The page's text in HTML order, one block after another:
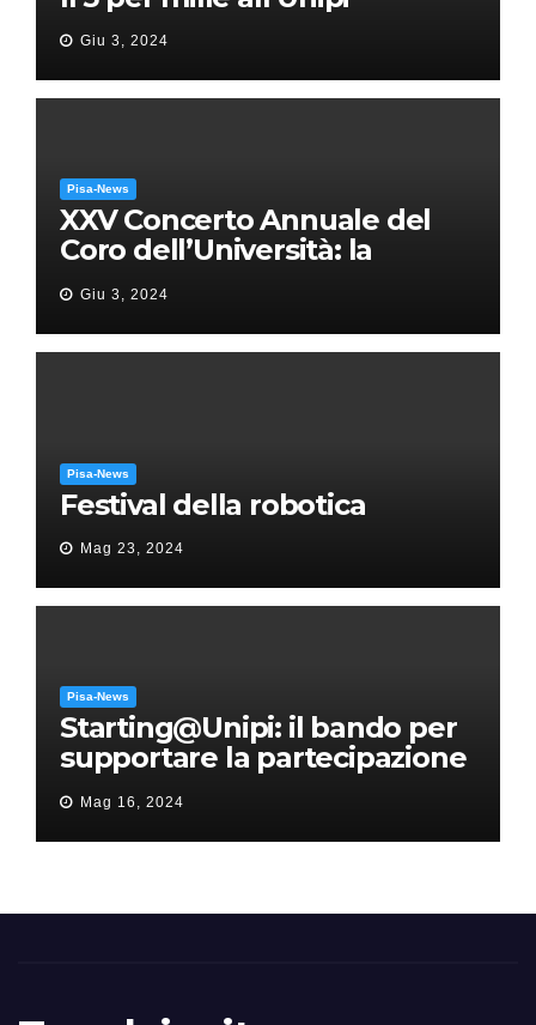
Giu 3, 2024
Pisa-News
XXV Concerto Annuale del
Coro dell’Università: la
“Messa in gloria” di Giacomo
Puccini
Giu 3, 2024
Pisa-News
Festival della robotica
Mag 23, 2024
Pisa-News
Starting@Unipi: il bando per
supportare la partecipazione
all’ERC Starting Grant
Mag 16, 2024